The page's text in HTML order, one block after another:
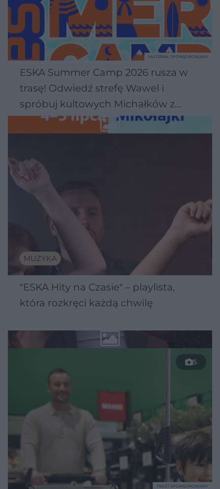
ESKA Summer Camp 2026 rusza w
trasę! Odwiedź strefę Wawel i
spróbuj kultowych Michałków z
Wawelu
MATERIAŁ SPONSOROWANY
MUZYKA
"ESKA Hity na Czasie" – playlista,
która rozkręci każdą chwilę
5
TEKST SPONSOROWANY